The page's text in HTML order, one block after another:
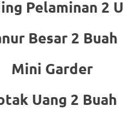
Pelaminan 2
Besar 2 Buah
Mini Garder
Uang 2 Buah